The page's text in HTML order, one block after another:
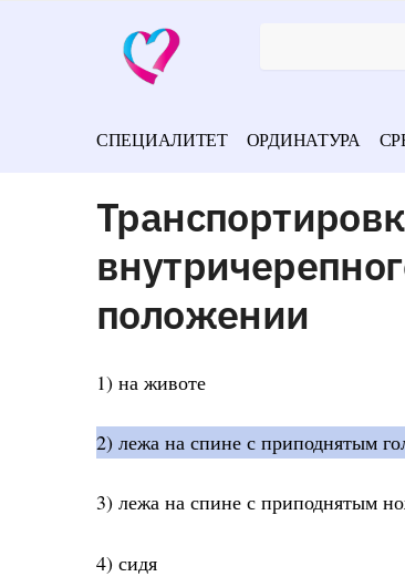
СПЕЦИАЛИТЕТ ОРДИНАТУРА
положении
1) на животе
2) лежа на спине с приподнятым
3) лежа на спине с приподнятым
4) сидя